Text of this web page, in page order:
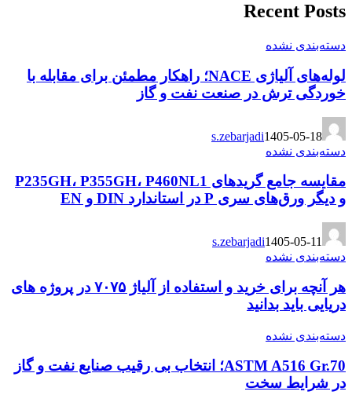
Recent Posts
دسته‌بندی نشده
لوله‌های آلیاژی NACE؛ راهکار مطمئن برای مقابله با
خوردگی ترش در صنعت نفت و گاز
s.zebarjadi1405-05-18
دسته‌بندی نشده
مقایسه جامع گریدهای P235GH، P355GH، P460NL1
و دیگر ورق‌های سری P در استاندارد DIN و EN
s.zebarjadi1405-05-11
دسته‌بندی نشده
هر آنچه برای خرید و استفاده از آلیاژ ۷۰۷۵ در پروژه های
دریایی باید بدانید
دسته‌بندی نشده
ASTM A516 Gr.70؛ انتخاب بی رقیب صنایع نفت و گاز
در شرایط سخت